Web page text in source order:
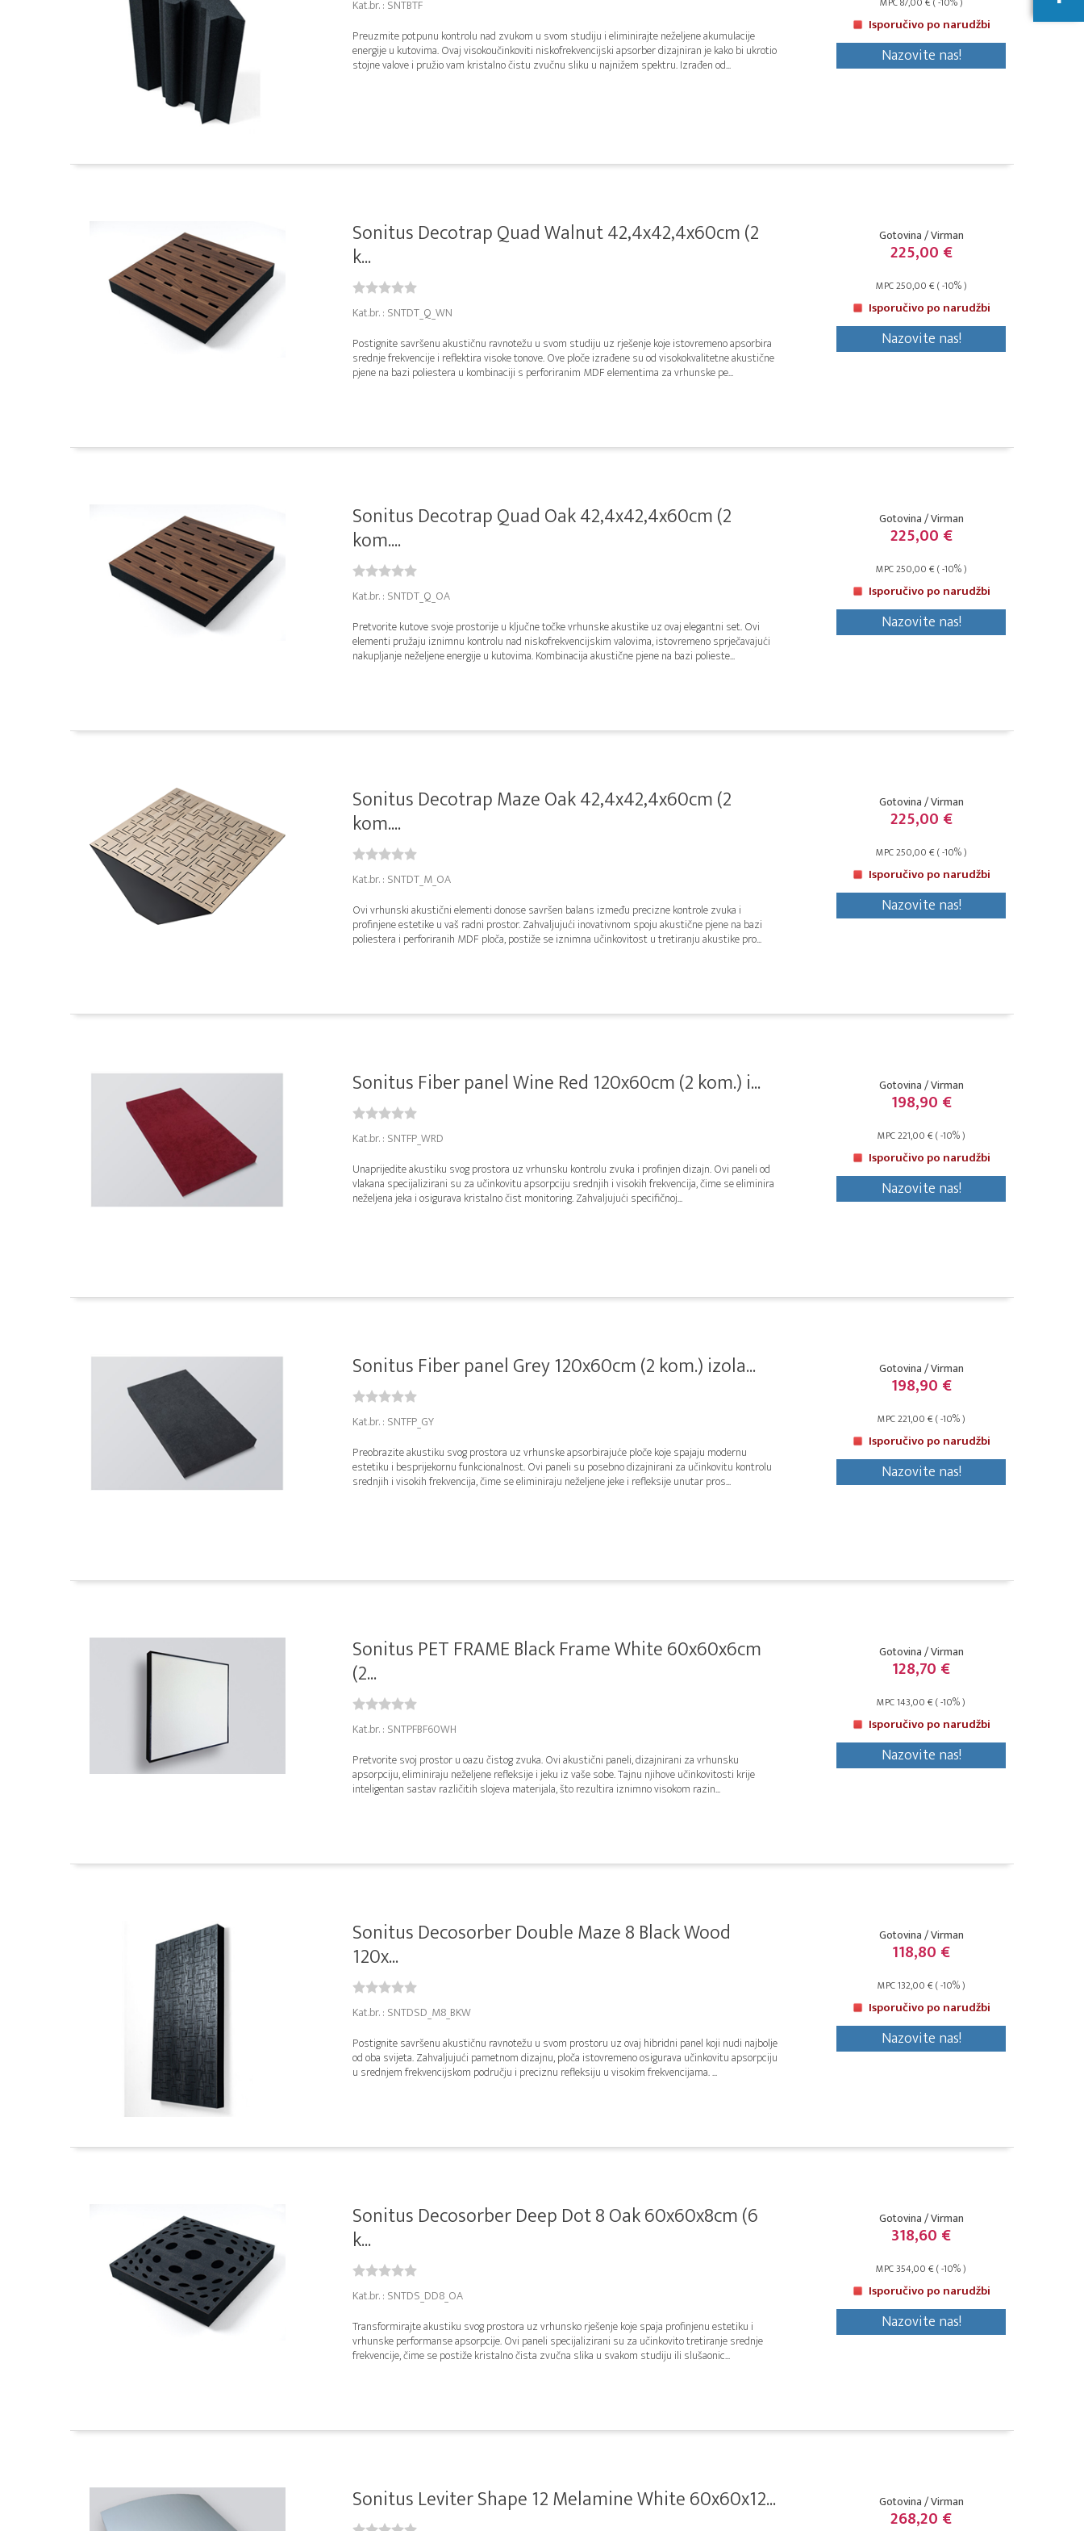
Kat.br. : SNTBTF
Preuzmite potpunu kontrolu nad zvukom u svom studiju i eliminirajte neželjene akumulacije
energije u kutovima. Ovaj visokoučinkoviti niskofrekvencijski apsorber dizajniran je kako bi ukrotio
stojne valove i pružio vam kristalno čistu zvučnu sliku u najnižem spektru. Izrađen od...
Isporučivo po narudžbi
Nazovite nas!
Sonitus Decotrap Quad Walnut 42,4x42,4x60cm (2
k...
Kat.br. : SNTDT_Q_WN
Postignite savršenu akustičnu ravnotežu u svom studiju uz rješenje koje istovremeno apsorbira
srednje frekvencije i reflektira visoke tonove. Ove ploče izrađene su od visokokvalitetne akustične
pjene na bazi poliestera u kombinaciji s perforiranim MDF elementima za vrhunske pe...
Gotovina / Virman
225,00 €
MPC 250,00 € ( -10% )
Isporučivo po narudžbi
Nazovite nas!
Sonitus Decotrap Quad Oak 42,4x42,4x60cm (2
kom....
Kat.br. : SNTDT_Q_OA
Pretvorite kutove svoje prostorije u ključne točke vrhunske akustike uz ovaj elegantni set. Ovi
elementi pružaju iznimnu kontrolu nad niskofrekvencijskim valovima, istovremeno sprječavajući
nakupljanje neželjene energije u kutovima. Kombinacija akustične pjene na bazi polieste...
Gotovina / Virman
225,00 €
MPC 250,00 € ( -10% )
Isporučivo po narudžbi
Nazovite nas!
Sonitus Decotrap Maze Oak 42,4x42,4x60cm (2
kom....
Kat.br. : SNTDT_M_OA
Ovi vrhunski akustični elementi donose savršen balans između precizne kontrole zvuka i
profinjene estetike u vaš radni prostor. Zahvaljujući inovativnom spoju akustične pjene na bazi
poliestera i perforiranih MDF ploča, postiže se iznimna učinkovitost u tretiranju akustike pro...
Gotovina / Virman
225,00 €
MPC 250,00 € ( -10% )
Isporučivo po narudžbi
Nazovite nas!
Sonitus Fiber panel Wine Red 120x60cm (2 kom.) i...
Kat.br. : SNTFP_WRD
Unaprijedite akustiku svog prostora uz vrhunsku kontrolu zvuka i profinjen dizajn. Ovi paneli od
vlakana specijalizirani su za učinkovitu apsorpciju srednjih i visokih frekvencija, čime se eliminira
neželjena jeka i osigurava kristalno čist monitoring. Zahvaljujući specifičnoj...
Gotovina / Virman
198,90 €
MPC 221,00 € ( -10% )
Isporučivo po narudžbi
Nazovite nas!
Sonitus Fiber panel Grey 120x60cm (2 kom.) izola...
Kat.br. : SNTFP_GY
Preobrazite akustiku svog prostora uz vrhunske apsorbirajuće ploče koje spajaju modernu
estetiku i besprijekornu funkcionalnost. Ovi paneli su posebno dizajnirani za učinkovitu kontrolu
srednjih i visokih frekvencija, čime se eliminiraju neželjene jeke i refleksije unutar pros...
Gotovina / Virman
198,90 €
MPC 221,00 € ( -10% )
Isporučivo po narudžbi
Nazovite nas!
Sonitus PET FRAME Black Frame White 60x60x6cm
(2...
Kat.br. : SNTPFBF60WH
Pretvorite svoj prostor u oazu čistog zvuka. Ovi akustični paneli, dizajnirani za vrhunsku
apsorpciju, eliminiraju neželjene refleksije i jeku iz vaše sobe. Tajnu njihove učinkovitosti krije
inteligentan sastav različitih slojeva materijala, što rezultira iznimno visokom razin...
Gotovina / Virman
128,70 €
MPC 143,00 € ( -10% )
Isporučivo po narudžbi
Nazovite nas!
Sonitus Decosorber Double Maze 8 Black Wood
120x...
Kat.br. : SNTDSD_M8_BKW
Postignite savršenu akustičnu ravnotežu u svom prostoru uz ovaj hibridni panel koji nudi najbolje
od oba svijeta. Zahvaljujući pametnom dizajnu, ploča istovremeno osigurava učinkovitu apsorpciju
u srednjem frekvencijskom području i preciznu refleksiju u visokim frekvencijama. ...
Gotovina / Virman
118,80 €
MPC 132,00 € ( -10% )
Isporučivo po narudžbi
Nazovite nas!
Sonitus Decosorber Deep Dot 8 Oak 60x60x8cm (6
k...
Kat.br. : SNTDS_DD8_OA
Transformirajte akustiku svog prostora uz vrhunsko rješenje koje spaja profinjenu estetiku i
vrhunske performanse apsorpcije. Ovi paneli specijalizirani su za učinkovito tretiranje srednje
frekvencije, čime se postiže kristalno čista zvučna slika u svakom studiju ili slušaonic...
Gotovina / Virman
318,60 €
MPC 354,00 € ( -10% )
Isporučivo po narudžbi
Nazovite nas!
Sonitus Leviter Shape 12 Melamine White 60x60x12... Gotovina / Virman
268,20 €